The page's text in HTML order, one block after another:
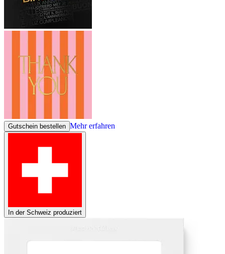
Gutschein bestellen Mehr erfahren
In der Schweiz produziert